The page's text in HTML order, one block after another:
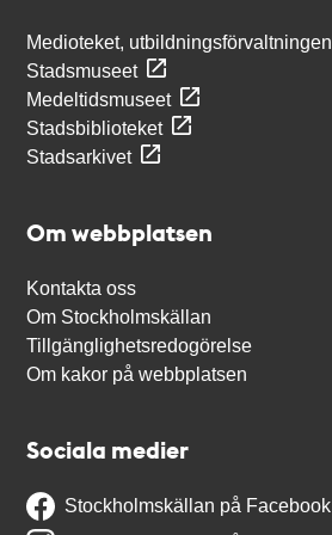
Medioteket, utbildningsförvaltningen
Stadsmuseet
Medeltidsmuseet
Stadsbiblioteket
Stadsarkivet
Om webbplatsen
Kontakta oss
Om Stockholmskällan
Tillgänglighetsredogörelse
Om kakor på webbplatsen
Sociala medier
Stockholmskällan på Facebook